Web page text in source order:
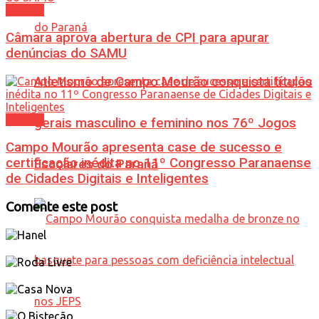
Atletismo de Campo Mourão conquista títulos
gerais masculino e feminino nos 76º Jogos
Escolares do Paraná
Câmara aprova abertura de CPI para apurar
denúncias do SAMU
Campo Mourão apresenta case de sucesso e
certificação inédita no 11º Congresso Paranaense
de Cidades Digitais e Inteligentes
Comente este post